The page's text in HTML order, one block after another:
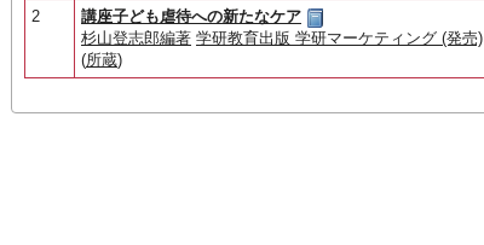
2
講座子ども虐待への新たなケア
杉山登志郎編著 学研教育出版 学研マーケティング (発売)
(所蔵)